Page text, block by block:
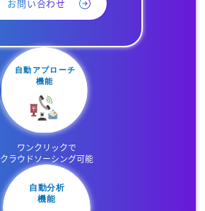
お問い合わせ
ワンクリックで
クラウドソーシング可能